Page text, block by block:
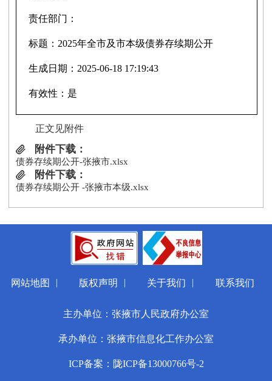
责任部门：
标题： 2025年全市及市本级债券存续期公开
生成日期： 2025-06-18 17:19:43
有效性： 是
正文见附件
附件下载：
债券存续期公开-张掖市.xlsx
附件下载：
债券存续期公开 -张掖市本级.xlsx
网站地图 | 版权声明 | 关于我们 | 联系我们
主办单位：张掖市人民政府办公室
承办单位：张掖市信息化工作办公室
ICP备案：陇ICP备13000766号-2